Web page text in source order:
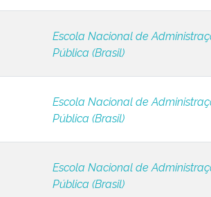
Escola Nacional de
Pública (Brasil)
Escola Nacional de
Pública (Brasil)
Escola Nacional de
Pública (Brasil)